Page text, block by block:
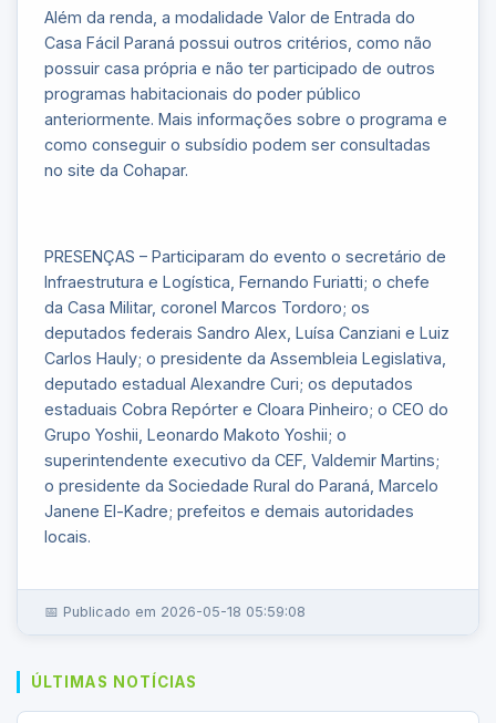
Além da renda, a modalidade Valor de Entrada do
Casa Fácil Paraná possui outros critérios, como não
possuir casa própria e não ter participado de outros
programas habitacionais do poder público
anteriormente. Mais informações sobre o programa e
como conseguir o subsídio podem ser consultadas
no site da Cohapar.
PRESENÇAS – Participaram do evento o secretário de
Infraestrutura e Logística, Fernando Furiatti; o chefe
da Casa Militar, coronel Marcos Tordoro; os
deputados federais Sandro Alex, Luísa Canziani e Luiz
Carlos Hauly; o presidente da Assembleia Legislativa,
deputado estadual Alexandre Curi; os deputados
estaduais Cobra Repórter e Cloara Pinheiro; o CEO do
Grupo Yoshii, Leonardo Makoto Yoshii; o
superintendente executivo da CEF, Valdemir Martins;
o presidente da Sociedade Rural do Paraná, Marcelo
Janene El-Kadre; prefeitos e demais autoridades
locais.
📅 Publicado em 2026-05-18 05:59:08
ÚLTIMAS NOTÍCIAS